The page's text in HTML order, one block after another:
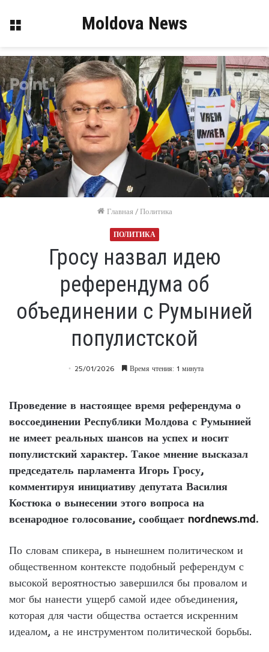
Меню Moldova News
Главная / Политика
ПОЛИТИКА
Гросу назвал идею
референдума об
объединении с Румынией
популистской
25/01/2026 Время чтения: 1 минута
Проведение в настоящее время референдума о
воссоединении Республики Молдова с Румынией
не имеет реальных шансов на успех и носит
популистский характер. Такое мнение высказал
председатель парламента Игорь Гросу,
комментируя инициативу депутата Василия
Костюка о вынесении этого вопроса на
всенародное голосование, сообщает nordnews.md.
По словам спикера, в нынешнем политическом и
общественном контексте подобный референдум с
высокой вероятностью завершился бы провалом и
мог бы нанести ущерб самой идее объединения,
которая для части общества остается искренним
идеалом, а не инструментом политической борьбы.